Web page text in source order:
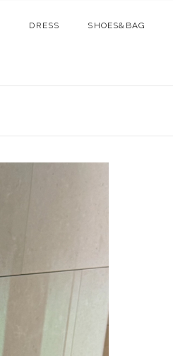
DRESS SHOES&BAG